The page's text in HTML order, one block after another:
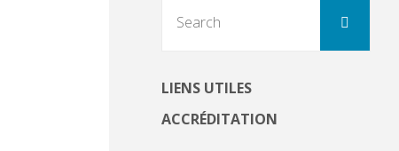
Search
LIENS UTILES
ACCRÉDITATION